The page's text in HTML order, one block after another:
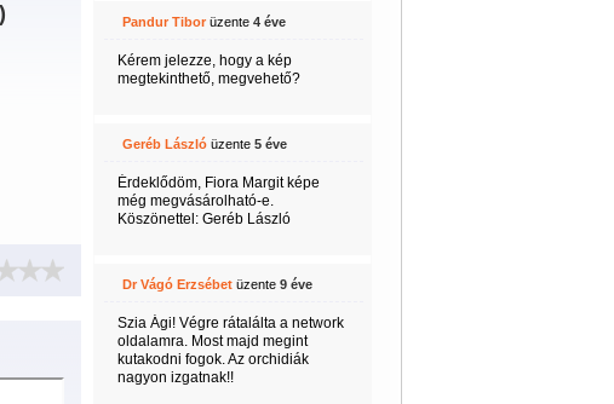
Pandur Tiborüzente 4 éve
Kérem jelezze, hogy a kép
megtekinthető, megvehető?
Geréb Lászlóüzente 5 éve
Érdeklődöm, Fiora Margit képe
még megvásárolható-e.
Köszönettel: Geréb László
Dr Vágó Erzsébetüzente 9 éve
Szia Ági! Végre rátalálta a network
oldalamra. Most majd megint
kutakodni fogok. Az orchidiák
nagyon izgatnak!!